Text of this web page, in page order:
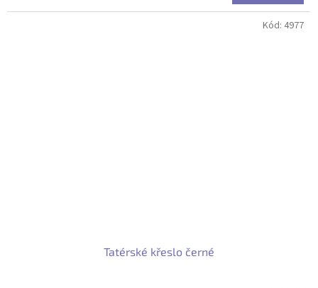
Tatérské křeslo černé
Kód: 4977